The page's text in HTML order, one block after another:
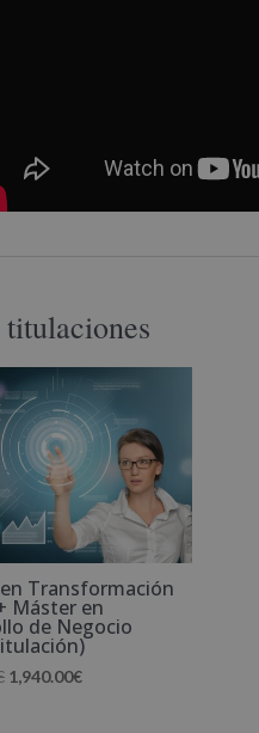
Transformación
Máster en
de Negocio
El
1,940.00€El